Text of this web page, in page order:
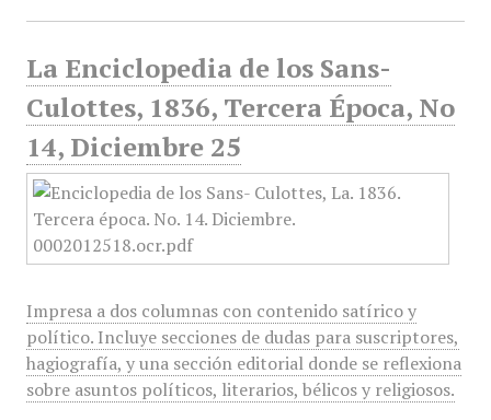
La Enciclopedia de los Sans-
Culottes, 1836, Tercera Época, No
14, Diciembre 25
Impresa a dos columnas con contenido satírico y
político. Incluye secciones de dudas para suscriptores,
hagiografía, y una sección editorial donde se reflexiona
sobre asuntos políticos, literarios, bélicos y religiosos.